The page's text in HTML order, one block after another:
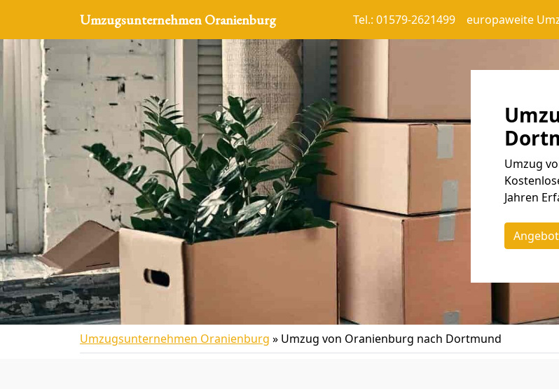
Umzugsunternehmen Oranienburg Tel.: 01579-2621499 europaweite
Umzug
Jahren
Umzugsunternehmen Oranienburg » Umzug von Oranienburg nach Dortmund